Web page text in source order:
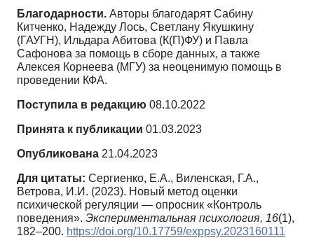
Благодарности. Авторы благодарят Сабину
Китченко, Надежду Лось, Светлану Якушкину
(ГАУГН), Ильдара Абитова (К(П)ФУ) и Павла
Сафонова за помощь в сборе данных, а также
Алексея Корнеева (МГУ) за неоценимую помощь в
проведении КФА.
Поступила в редакцию 08.10.2022
Принята к публикации 01.03.2023
Опубликована 21.04.2023
Для цитаты: Сергиенко, Е.А., Виленская, Г.А.,
Ветрова, И.И. (2023). Новый метод оценки
психической регуляции — опросник «Контроль
поведения». Экспериментальная психология, 16(1),
182–200. https://doi.org/10.17759/exppsy.2023160111